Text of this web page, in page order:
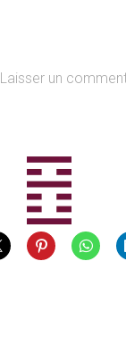
Laisser un